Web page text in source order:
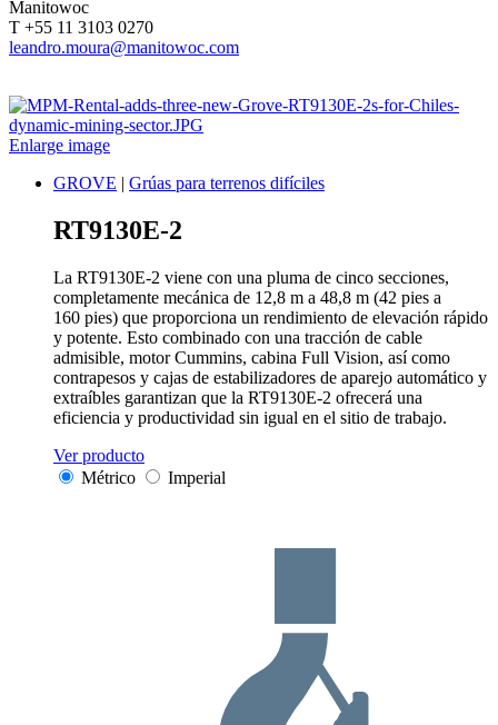
Manitowoc
T +55 11 3103 0270
leandro.moura@manitowoc.com
Enlarge image
GROVE | Grúas para terrenos difíciles
RT9130E-2
La RT9130E-2 viene con una pluma de cinco secciones,
completamente mecánica de 12,8 m a 48,8 m (42 pies a
160 pies) que proporciona un rendimiento de elevación rápido
y potente. Esto combinado con una tracción de cable
admisible, motor Cummins, cabina Full Vision, así como
contrapesos y cajas de estabilizadores de aparejo automático y
extraíbles garantizan que la RT9130E-2 ofrecerá una
eficiencia y productividad sin igual en el sitio de trabajo.
Ver producto
Métrico
Imperial